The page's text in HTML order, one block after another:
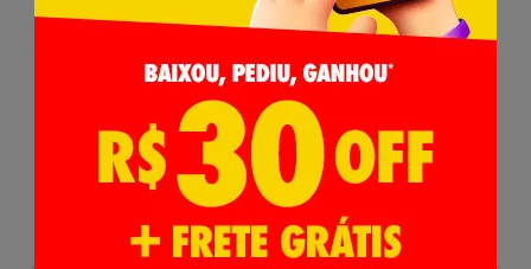
Receba nossas Novidades ,
Lançamentos e Promoções!